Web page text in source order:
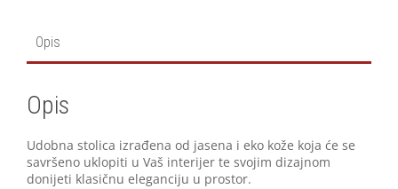
Opis
Opis
Udobna stolica izrađena od jasena i eko kože koja će se
savršeno uklopiti u Vaš interijer te svojim dizajnom
donijeti klasičnu eleganciju u prostor.